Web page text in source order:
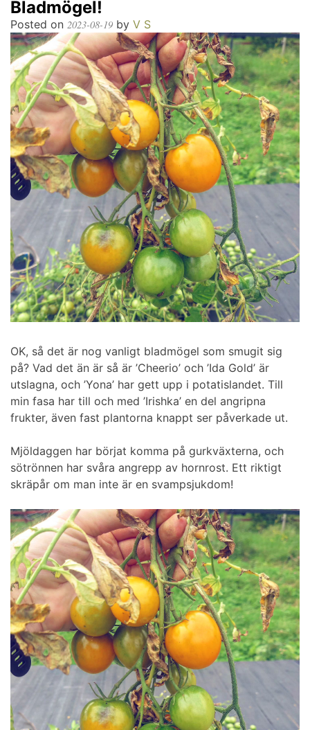
Bladmögel!
Posted on 2023-08-19 by V S
OK, så det är nog vanligt bladmögel som smugit sig
på? Vad det än är så är ’Cheerio’ och ’Ida Gold’ är
utslagna, och ’Yona’ har gett upp i potatislandet. Till
min fasa har till och med ’Irishka’ en del angripna
frukter, även fast plantorna knappt ser påverkade ut.
Mjöldaggen har börjat komma på gurkväxterna, och
sötrönnen har svåra angrepp av hornrost. Ett riktigt
skräpår om man inte är en svampsjukdom!